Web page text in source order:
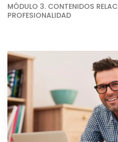
MÓDULO 3. CONTENIDOS
PROFESIONALIDAD